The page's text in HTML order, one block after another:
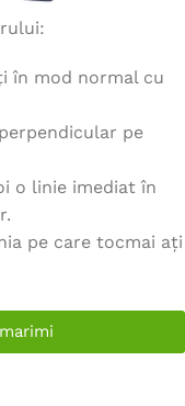
în mod normal cu
pe
o linie imediat în
pe care tocmai ați